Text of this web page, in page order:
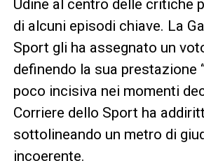
Udine al centro delle critiche
di alcuni episodi chiave. La
Sport gli ha assegnato un
definendo la sua prestazione
poco incisiva nei momenti
Corriere dello Sport ha
sottolineando un metro di
incoerente.